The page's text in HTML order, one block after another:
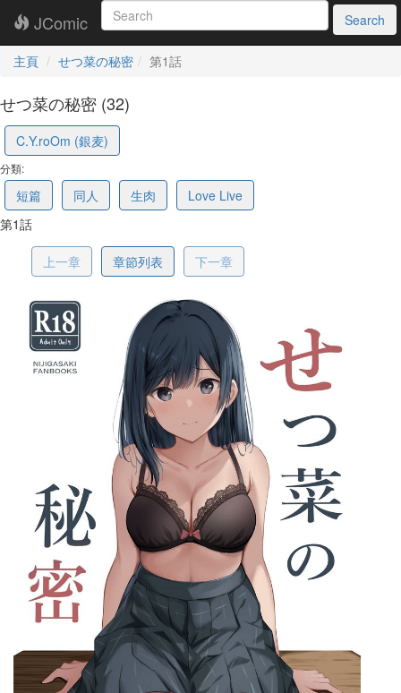
JComic Search
主頁 せつ菜の秘密 第1話
せつ菜の秘密 (32)
C.Y.roOm (銀麦)
分類:
短篇 同人 生肉
Love Live
第1話
上一章 章節列表 下一章